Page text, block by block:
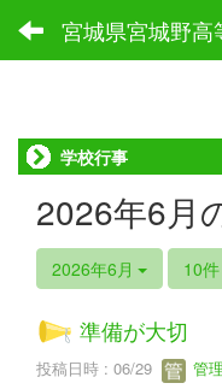
宮城県宮城野高
学校行事
2026年6月
2026年6月 10件
準備が大切
投稿日時 : 06/29 管